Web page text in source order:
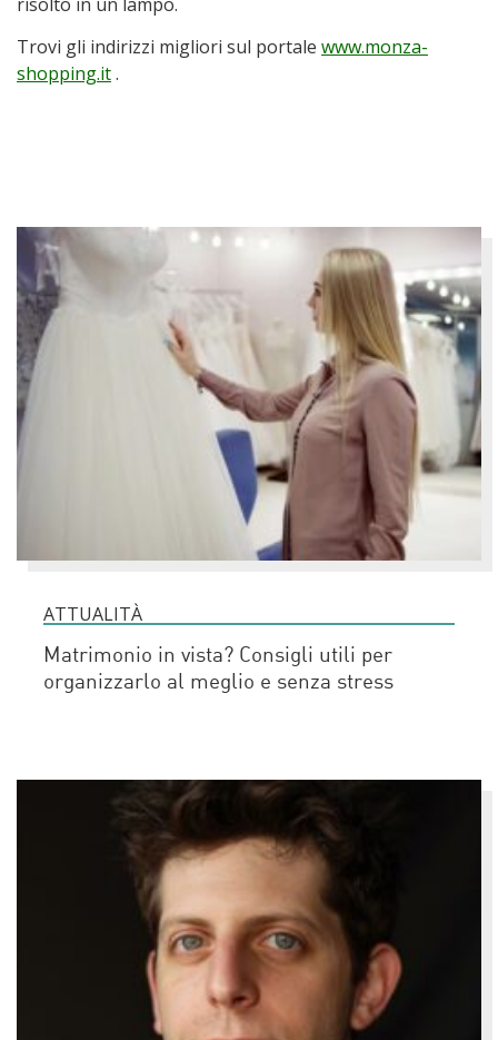
Trovi gli indirizzi migliori sul portale www.monza-
shopping.it.
ATTUALITÀ
Matrimonio in vista? Consigli utili per
organizzarlo al meglio e senza stress